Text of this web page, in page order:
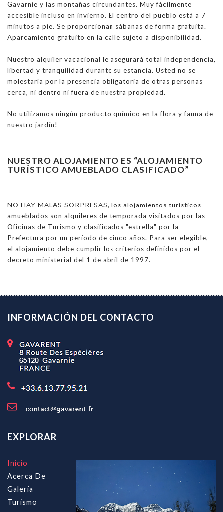
Gavarnie y las montañas circundantes. Muy fácilmente
accesible incluso en invierno. El centro del pueblo está a 7
minutos a pie. Se proporcionan sábanas de forma gratuita.
Aparcamiento gratuito en la calle sujeto a disponibilidad.
Nuestro alquiler vacacional le asegurará total independencia,
libertad y tranquilidad durante su estancia. Usted no se
molestaría por la presencia obligatoria de otras personas
cerca, ni dentro ni fuera de nuestra propiedad.
No utilizamos ningún producto químico en la flora y fauna de
nuestro jardín!
NUESTRO ALOJAMIENTO ES “ALOJAMIENTO
TURÍSTICO AMUEBLADO CLASIFICADO”
NO HAY MALAS SORPRESAS, los alojamientos turísticos
amueblados son alquileres de temporada visitados por las
Oficinas de Turismo y clasificados "estrella" por la
Prefectura por un período de cinco años. Para ser elegible,
el alojamiento debe cumplir los criterios definidos por el
decreto ministerial del 1 de abril de 1997.
INFORMACIÓN DEL CONTACTO
EXPLORAR
Inicio
Acerca De
Galería
Turismo